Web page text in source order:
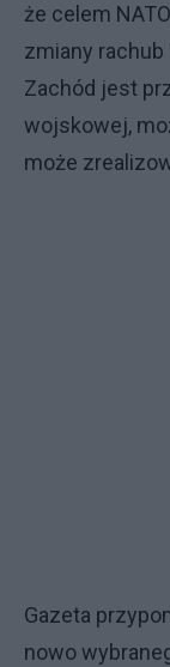
że celem
zmiany rachub
Zachód jest
wojskowej,
może
Gazeta
nowo